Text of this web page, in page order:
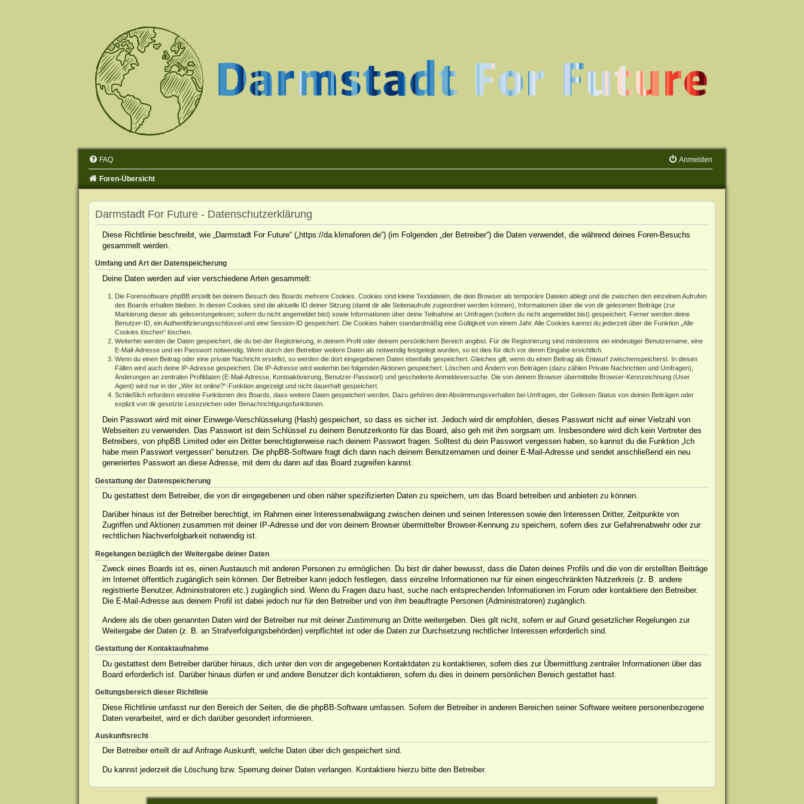
FAQ Anmelden
Foren-Übersicht
Darmstadt For Future - Datenschutzerklärung
Diese Richtlinie beschreibt, wie „Darmstadt For Future“ („https://da.klimaforen.de“) (im Folgenden „der Betreiber“) die Daten verwendet, die während deines Foren-Besuchs
gesammelt werden.
Umfang und Art der Datenspeicherung
Deine Daten werden auf vier verschiedene Arten gesammelt:
Die Forensoftware phpBB erstellt bei deinem Besuch des Boards mehrere Cookies. Cookies sind kleine Textdateien, die dein Browser als temporäre Dateien ablegt und die zwischen den einzelnen Aufrufen
des Boards erhalten bleiben. In diesen Cookies sind die aktuelle ID deiner Sitzung (damit dir alle Seitenaufrufe zugeordnet werden können), Informationen über die von dir gelesenen Beiträge (zur
Markierung dieser als gelesen/ungelesen; sofern du nicht angemeldet bist) sowie Informationen über deine Teilnahme an Umfragen (sofern du nicht angemeldet bist) gespeichert. Ferner werden deine
Benutzer-ID, ein Authentifizierungsschlüssel und eine Session-ID gespeichert. Die Cookies haben standardmäßig eine Gültigkeit von einem Jahr. Alle Cookies kannst du jederzeit über die Funktion „Alle
Cookies löschen“ löschen.
Weiterhin werden die Daten gespeichert, die du bei der Registrierung, in deinem Profil oder deinem persönlichem Bereich angibst. Für die Registrierung sind mindestens ein eindeutiger Benutzername, eine
E-Mail-Adresse und ein Passwort notwendig. Wenn durch den Betreiber weitere Daten als notwendig festgelegt wurden, so ist dies für dich vor deren Eingabe ersichtlich.
Wenn du einen Beitrag oder eine private Nachricht erstellst, so werden die dort eingegebenen Daten ebenfalls gespeichert. Gleiches gilt, wenn du einen Beitrag als Entwurf zwischenspeicherst. In diesen
Fällen wird auch deine IP-Adresse gespeichert. Die IP-Adresse wird weiterhin bei folgenden Aktionen gespeichert: Löschen und Ändern von Beiträgen (dazu zählen Private Nachrichten und Umfragen),
Änderungen an zentralen Profildaten (E-Mail-Adresse, Kontoaktivierung, Benutzer-Passwort) und gescheiterte Anmeldeversuche. Die von deinem Browser übermittelte Browser-Kennzeichnung (User
Agent) wird nur in der „Wer ist online?“-Funktion angezeigt und nicht dauerhaft gespeichert.
Schließlich erfordern einzelne Funktionen des Boards, dass weitere Daten gespeichert werden. Dazu gehören dein Abstimmungsverhalten bei Umfragen, der Gelesen-Status von deinen Beiträgen oder
explizit von dir gesetzte Lesezeichen oder Benachrichtigungsfunktionen.
Dein Passwort wird mit einer Einwege-Verschlüsselung (Hash) gespeichert, so dass es sicher ist. Jedoch wird dir empfohlen, dieses Passwort nicht auf einer Vielzahl von
Webseiten zu verwenden. Das Passwort ist dein Schlüssel zu deinem Benutzerkonto für das Board, also geh mit ihm sorgsam um. Insbesondere wird dich kein Vertreter des
Betreibers, von phpBB Limited oder ein Dritter berechtigterweise nach deinem Passwort fragen. Solltest du dein Passwort vergessen haben, so kannst du die Funktion „Ich
habe mein Passwort vergessen“ benutzen. Die phpBB-Software fragt dich dann nach deinem Benutzernamen und deiner E-Mail-Adresse und sendet anschließend ein neu
generiertes Passwort an diese Adresse, mit dem du dann auf das Board zugreifen kannst.
Gestattung der Datenspeicherung
Du gestattest dem Betreiber, die von dir eingegebenen und oben näher spezifizierten Daten zu speichern, um das Board betreiben und anbieten zu können.
Darüber hinaus ist der Betreiber berechtigt, im Rahmen einer Interessenabwägung zwischen deinen und seinen Interessen sowie den Interessen Dritter, Zeitpunkte von
Zugriffen und Aktionen zusammen mit deiner IP-Adresse und der von deinem Browser übermittelter Browser-Kennung zu speichern, sofern dies zur Gefahrenabwehr oder zur
rechtlichen Nachverfolgbarkeit notwendig ist.
Regelungen bezüglich der Weitergabe deiner Daten
Zweck eines Boards ist es, einen Austausch mit anderen Personen zu ermöglichen. Du bist dir daher bewusst, dass die Daten deines Profils und die von dir erstellten Beiträge
im Internet öffentlich zugänglich sein können. Der Betreiber kann jedoch festlegen, dass einzelne Informationen nur für einen eingeschränkten Nutzerkreis (z. B. andere
registrierte Benutzer, Administratoren etc.) zugänglich sind. Wenn du Fragen dazu hast, suche nach entsprechenden Informationen im Forum oder kontaktiere den Betreiber.
Die E-Mail-Adresse aus deinem Profil ist dabei jedoch nur für den Betreiber und von ihm beauftragte Personen (Administratoren) zugänglich.
Andere als die oben genannten Daten wird der Betreiber nur mit deiner Zustimmung an Dritte weitergeben. Dies gilt nicht, sofern er auf Grund gesetzlicher Regelungen zur
Weitergabe der Daten (z. B. an Strafverfolgungsbehörden) verpflichtet ist oder die Daten zur Durchsetzung rechtlicher Interessen erforderlich sind.
Gestattung der Kontaktaufnahme
Du gestattest dem Betreiber darüber hinaus, dich unter den von dir angegebenen Kontaktdaten zu kontaktieren, sofern dies zur Übermittlung zentraler Informationen über das
Board erforderlich ist. Darüber hinaus dürfen er und andere Benutzer dich kontaktieren, sofern du dies in deinem persönlichen Bereich gestattet hast.
Geltungsbereich dieser Richtlinie
Diese Richtlinie umfasst nur den Bereich der Seiten, die die phpBB-Software umfassen. Sofern der Betreiber in anderen Bereichen seiner Software weitere personenbezogene
Daten verarbeitet, wird er dich darüber gesondert informieren.
Auskunftsrecht
Der Betreiber erteilt dir auf Anfrage Auskunft, welche Daten über dich gespeichert sind.
Du kannst jederzeit die Löschung bzw. Sperrung deiner Daten verlangen. Kontaktiere hierzu bitte den Betreiber.